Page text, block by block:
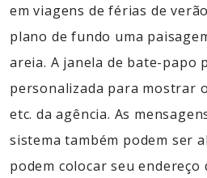
em viagens de férias de
plano de fundo uma
areia. A janela de bate-papo
personalizada para mostrar
etc. da agência. As
sistema também podem ser
podem colocar seu